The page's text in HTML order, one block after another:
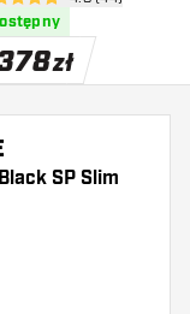
gwiazdki oceny
zł
SP Slim